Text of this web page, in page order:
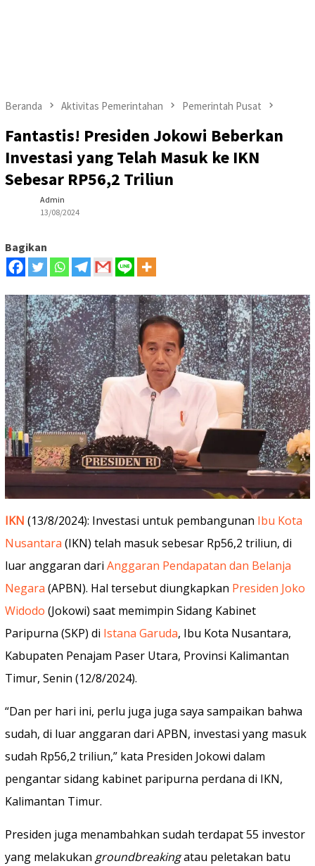
Beranda Aktivitas Pemerintahan Pemerintah Pusat
Fantastis! Presiden Jokowi Beberkan
Investasi yang Telah Masuk ke IKN
Sebesar RP56,2 Triliun
Admin
13/08/2024
Bagikan
IKN (13/8/2024): Investasi untuk pembangunan Ibu Kota
Nusantara (IKN) telah masuk sebesar Rp56,2 triliun, di
luar anggaran dari Anggaran Pendapatan dan Belanja
Negara (APBN). Hal tersebut diungkapkan Presiden Joko
Widodo (Jokowi) saat memimpin Sidang Kabinet
Paripurna (SKP) di Istana Garuda, Ibu Kota Nusantara,
Kabupaten Penajam Paser Utara, Provinsi Kalimantan
Timur, Senin (12/8/2024).
“Dan per hari ini, perlu juga juga saya sampaikan bahwa
sudah, di luar anggaran dari APBN, investasi yang masuk
sudah Rp56,2 triliun,” kata Presiden Jokowi dalam
pengantar sidang kabinet paripurna perdana di IKN,
Kalimantan Timur.
Presiden juga menambahkan sudah terdapat 55 investor
yang melakukan groundbreakingatau peletakan batu